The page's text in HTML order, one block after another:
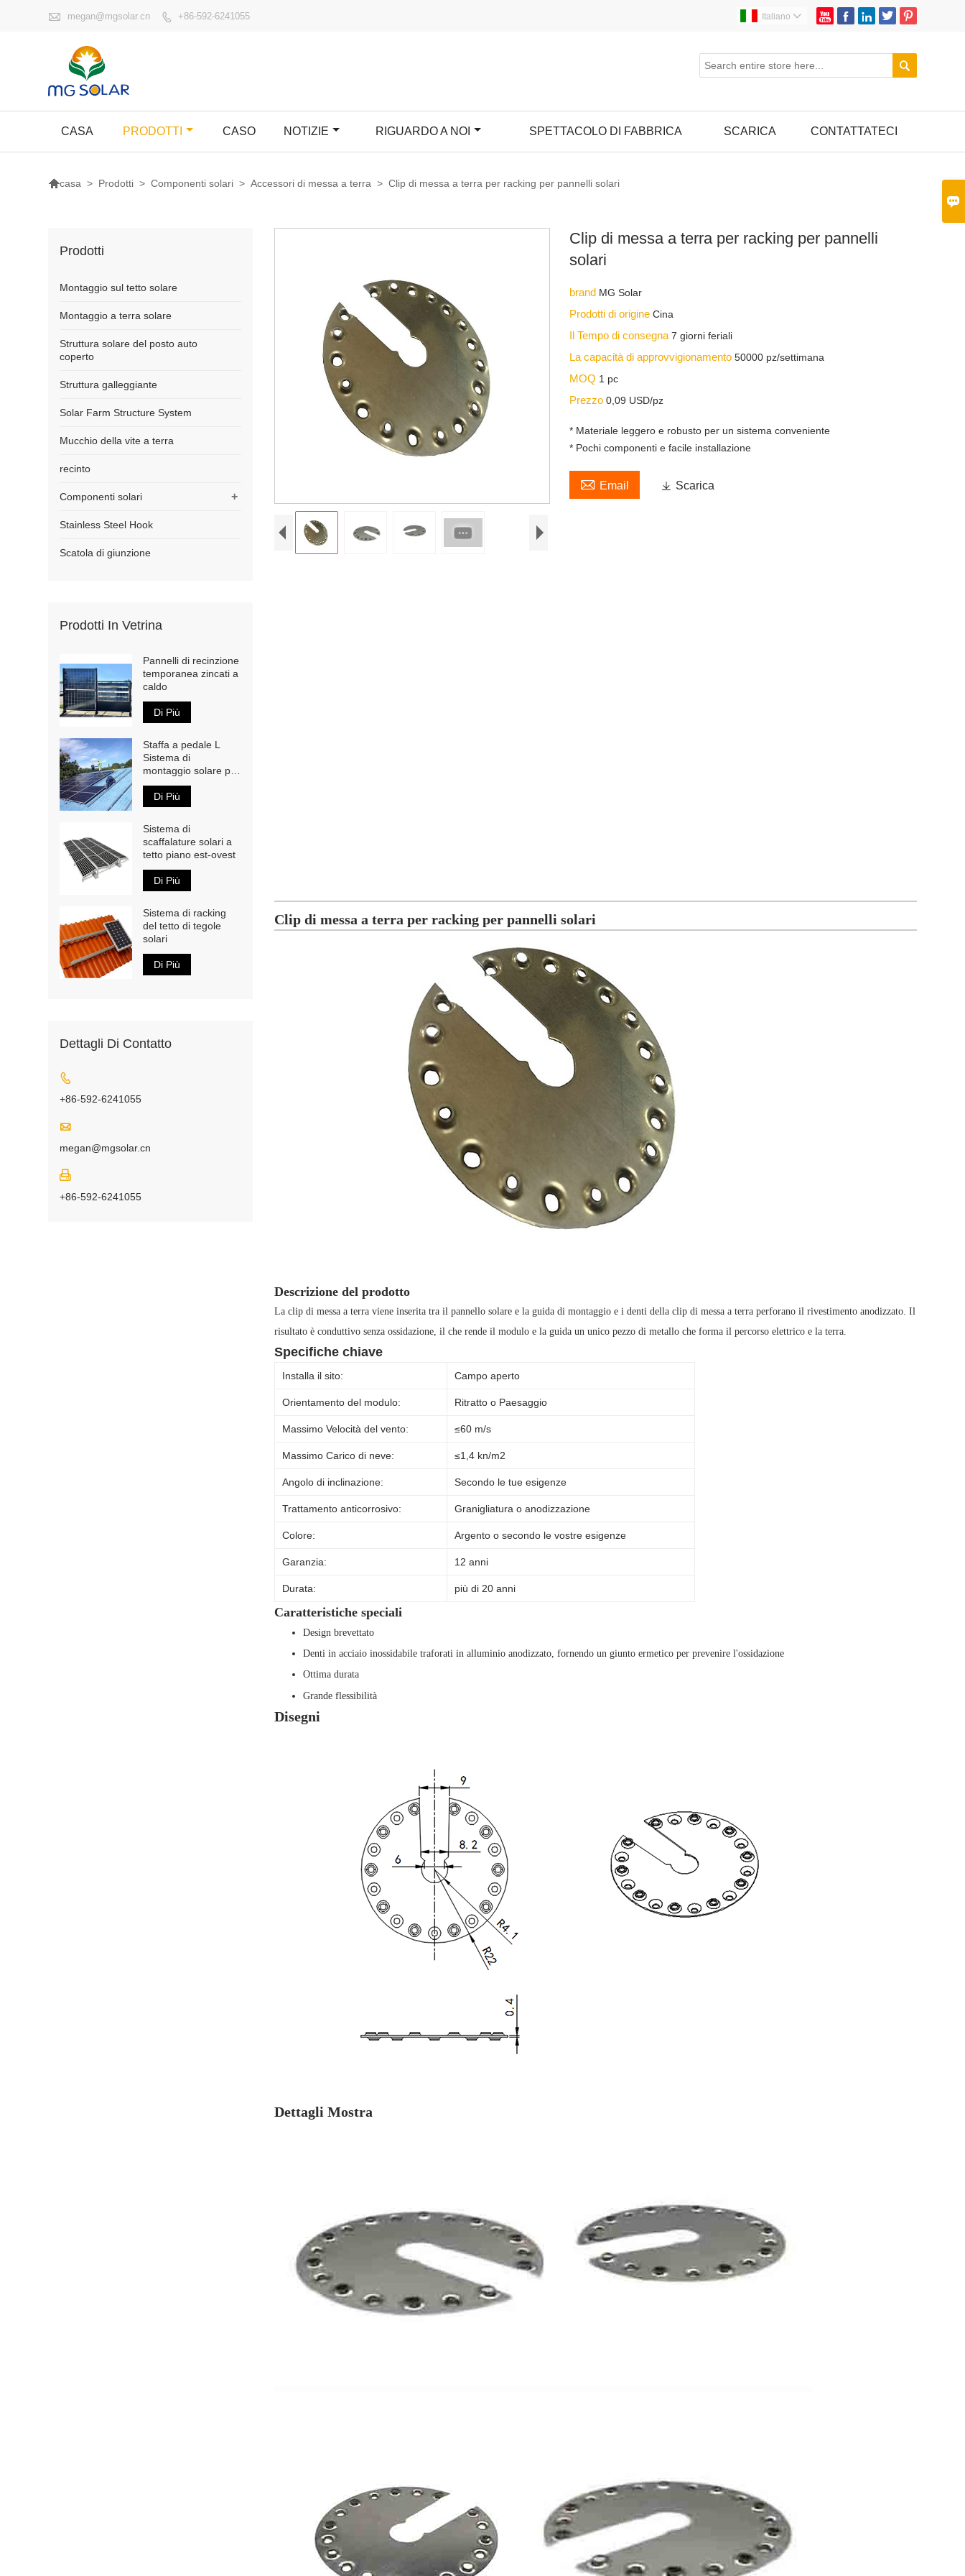

 megan@mgsolar.cn  +86-592-6241055     
Italiano 

CASA PRODOTTI CASO NOTIZIE RIGUARDO A NOI SPETTACOLO DI FABBRICA SCARICA CONTATTATECI
casa > Prodotti > Componenti solari > Accessori di messa a terra > Clip di messa a terra per racking per pannelli solari
Clip di messa a terra per racking per pannelli
solari
brand MG Solar
Prodotti di origineCina
Il Tempo di consegna7 giorni feriali
La capacità di approvvigionamento50000 pz/settimana
MOQ 1 pc
Prezzo0,09 USD/pz
* Materiale leggero e robusto per un sistema conveniente
* Pochi componenti e facile installazione
 Email  Scarica
Clip di messa a terra per racking per pannelli solari
Descrizione del prodotto
La clip di messa a terra viene inserita tra il pannello solare e la guida di montaggio e i denti della clip di messa a terra perforano il rivestimento anodizzato. Il
risultato è conduttivo senza ossidazione, il che rende il modulo e la guida un unico pezzo di metallo che forma il percorso elettrico e la terra.
Specifiche chiave
Installa il sito: Campo aperto
Orientamento del modulo: Ritratto o Paesaggio
Massimo Velocità del vento: ≤60 m/s
Massimo Carico di neve: ≤1,4 kn/m2
Angolo di inclinazione: Secondo le tue esigenze
Trattamento anticorrosivo: Granigliatura o anodizzazione
Colore: Argento o secondo le vostre esigenze
Garanzia: 12 anni
Durata: più di 20 anni
Caratteristiche speciali
Design brevettato
Denti in acciaio inossidabile traforati in alluminio anodizzato, fornendo un giunto ermetico per prevenire l'ossidazione
Ottima durata
Grande flessibilità
Disegni
Dettagli Mostra
Prodotti
Montaggio sul tetto solare
Montaggio a terra solare
Struttura solare del posto auto
coperto
Struttura galleggiante
Solar Farm Structure System
Mucchio della vite a terra
recinto
+
Componenti solari
Stainless Steel Hook
Scatola di giunzione
Prodotti In Vetrina
Pannelli di recinzione
temporanea zincati a
caldo
Di Più
Staffa a pedale L
Sistema di
montaggio solare per
tetto in metallo
Di Più
Sistema di
scaffalature solari a
tetto piano est-ovest
Di Più
Sistema di racking
del tetto di tegole
solari
Di Più
Dettagli Di Contatto

+86-592-6241055

megan@mgsolar.cn

+86-592-6241055